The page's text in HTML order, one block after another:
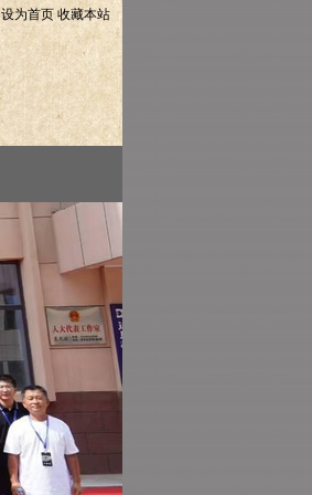
设为首页 收藏本站